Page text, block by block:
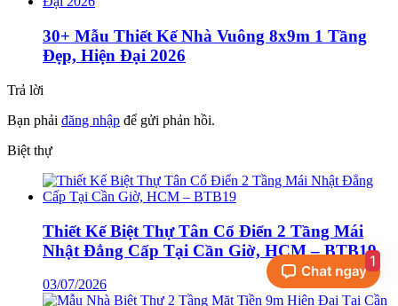
30+ Mẫu Thiết Kế Nhà Vuông 8x9m 1 Tầng
Đẹp, Hiện Đại 2026
Trả lời
Bạn phải đăng nhập để gửi phản hồi.
Biệt thự
Thiết Kế Biệt Thự Tân Cổ Điển 2 Tầng Mái
Nhật Đẳng Cấp Tại Cần Giờ, HCM – BTB19
03/07/2026
1